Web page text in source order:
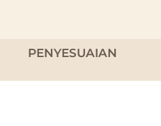
PENYESUAIAN